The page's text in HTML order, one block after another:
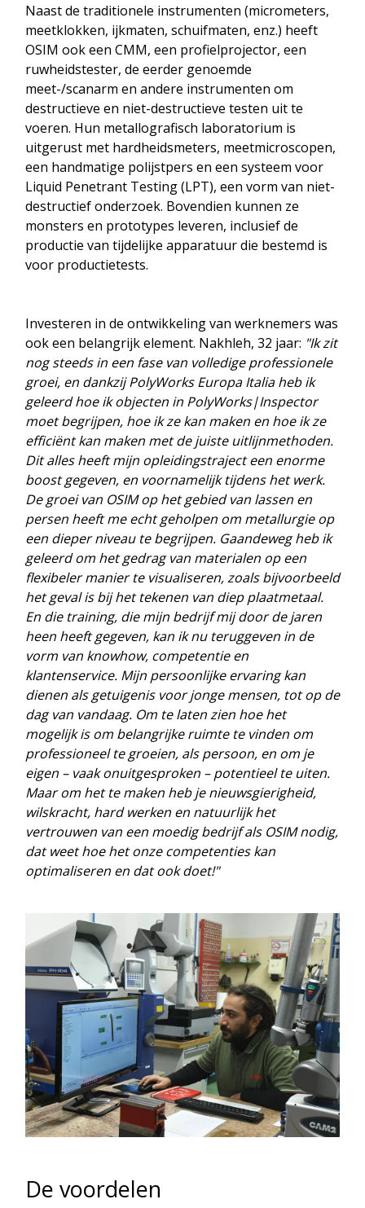
Naast de traditionele instrumenten (micrometers,
meetklokken, ijkmaten, schuifmaten, enz.) heeft
OSIM ook een CMM, een profielprojector, een
ruwheidstester, de eerder genoemde
meet-/scanarm en andere instrumenten om
destructieve en niet-destructieve testen uit te
voeren. Hun metallografisch laboratorium is
uitgerust met hardheidsmeters, meetmicroscopen,
een handmatige polijstpers en een systeem voor
Liquid Penetrant Testing (LPT), een vorm van niet-
destructief onderzoek. Bovendien kunnen ze
monsters en prototypes leveren, inclusief de
productie van tijdelijke apparatuur die bestemd is
voor productietests.
Investeren in de ontwikkeling van werknemers was
ook een belangrijk element. Nakhleh, 32 jaar: "Ik zit
nog steeds in een fase van volledige professionele
groei, en dankzij PolyWorks Europa Italia heb ik
geleerd hoe ik objecten in PolyWorks|Inspector
moet begrijpen, hoe ik ze kan maken en hoe ik ze
efficiënt kan maken met de juiste uitlijnmethoden.
Dit alles heeft mijn opleidingstraject een enorme
boost gegeven, en voornamelijk tijdens het werk.
De groei van OSIM op het gebied van lassen en
persen heeft me echt geholpen om metallurgie op
een dieper niveau te begrijpen. Gaandeweg heb ik
geleerd om het gedrag van materialen op een
flexibeler manier te visualiseren, zoals bijvoorbeeld
het geval is bij het tekenen van diep plaatmetaal.
En die training, die mijn bedrijf mij door de jaren
heen heeft gegeven, kan ik nu teruggeven in de
vorm van knowhow, competentie en
klantenservice. Mijn persoonlijke ervaring kan
dienen als getuigenis voor jonge mensen, tot op de
dag van vandaag. Om te laten zien hoe het
mogelijk is om belangrijke ruimte te vinden om
professioneel te groeien, als persoon, en om je
eigen – vaak onuitgesproken – potentieel te uiten.
Maar om het te maken heb je nieuwsgierigheid,
wilskracht, hard werken en natuurlijk het
vertrouwen van een moedig bedrijf als OSIM nodig,
dat weet hoe het onze competenties kan
optimaliseren en dat ook doet!"
De voordelen